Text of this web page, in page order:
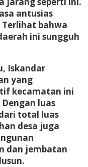
antusias
Terlihat bahwa
ini sungguh
Iskandar
yang
kecamatan ini
luas
total luas
desa juga
dan jembatan